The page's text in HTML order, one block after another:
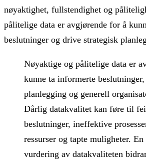
nøyaktighet, fullstendighet og
pålitelige data er avgjørende for å
beslutninger og drive strategisk
Nøyaktige og pålitelige data er
kunne ta informerte
planlegging og generell
Dårlig datakvalitet kan føre til
beslutninger, ineffektive
ressurser og tapte muligheter.
vurdering av datakvaliteten